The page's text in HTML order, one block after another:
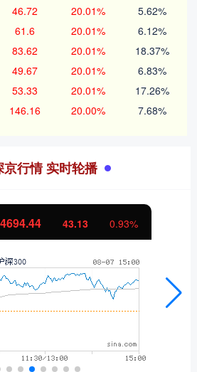
46.72 20.01% 5.62%
61.6 20.01% 6.12%
83.62 20.01% 18.37%
49.67 20.01% 6.83%
53.33 20.01% 17.26%
146.16 20.00% 7.68%
京行情 实时轮播
1134.24 11.37 1.01%